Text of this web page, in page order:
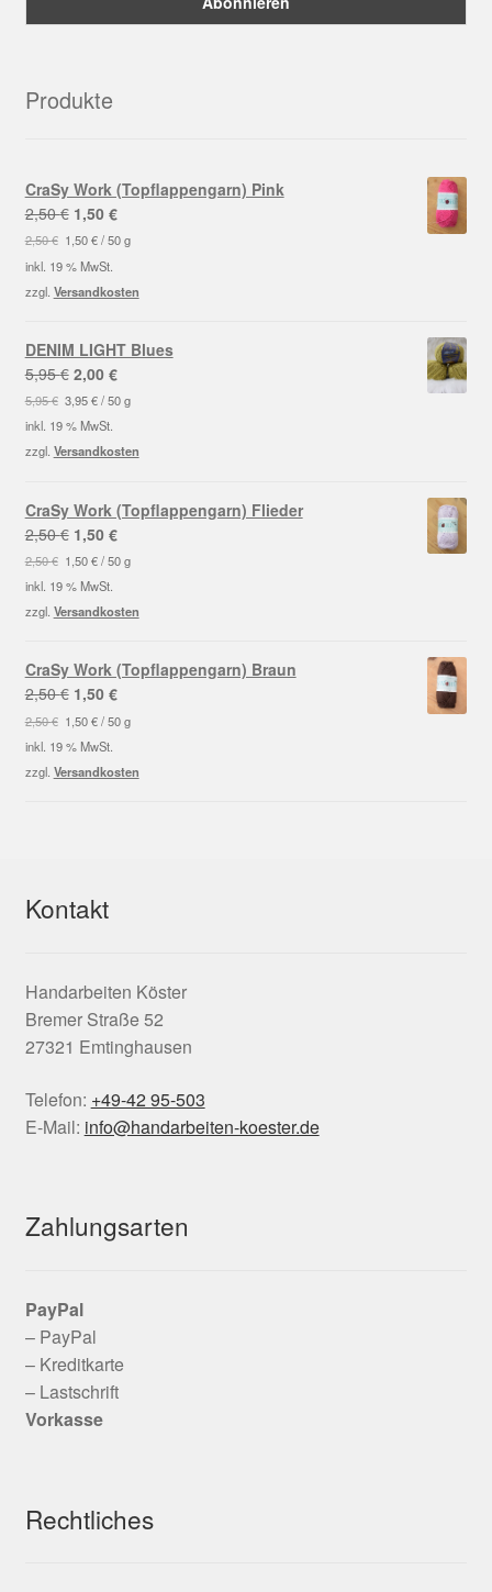
Produkte
CraSy Work (Topflappengarn) Pink
2,50€ Ursprünglicher
Preis
war:
2,50 €
1,50 €Aktueller
Preis
1,50 €.
2,50€ 1,50€/50 g
inkl. 19 % MwSt.
zzgl. Versandkosten
DENIM LIGHT Blues
5,95€ Ursprünglicher
Preis
war:
5,95 €
2,00 €Aktueller
Preis
2,00 €.
5,95€ 3,95€/50 g
inkl. 19 % MwSt.
zzgl. Versandkosten
CraSy Work (Topflappengarn) Flieder
2,50€ Ursprünglicher
Preis
war:
2,50 €
1,50 €Aktueller
Preis
1,50 €.
2,50€ 1,50€/50 g
inkl. 19 % MwSt.
zzgl. Versandkosten
CraSy Work (Topflappengarn) Braun
2,50€ Ursprünglicher
Preis
war:
2,50 €
1,50 €Aktueller
Preis
1,50 €.
2,50€ 1,50€/50 g
inkl. 19 % MwSt.
zzgl. Versandkosten
Kontakt
Handarbeiten Köster
Bremer Straße 52
27321 Emtinghausen
Telefon: +49-42 95-503
E-Mail: info@handarbeiten-koester.de
Zahlungsarten
PayPal
– PayPal
– Kreditkarte
– Lastschrift
Vorkasse
Rechtliches